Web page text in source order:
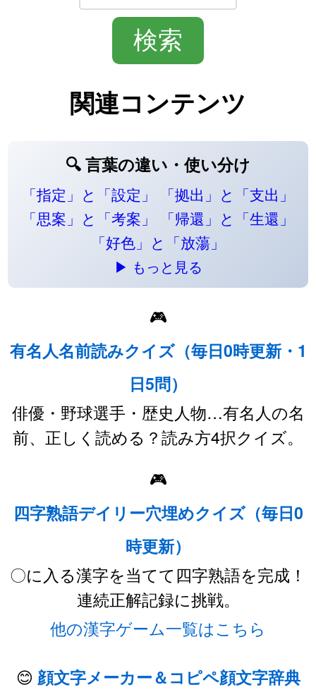
関連コンテンツ
🔍 言葉の違い・使い分け
「指定」と「設定」
「拠出」と「支出」
「思案」と「考案」
「帰還」と「生還」
「好色」と「放蕩」
▶ もっと見る
🎮
有名人名前読みクイズ（毎日0時更新・1
日5問）
俳優・野球選手・歴史人物…有名人の名
前、正しく読める？読み方4択クイズ。
🎮
四字熟語デイリー穴埋めクイズ（毎日0
時更新）
〇に入る漢字を当てて四字熟語を完成！
連続正解記録に挑戦。
他の漢字ゲーム一覧はこちら
😊 顔文字メーカー＆コピペ顔文字辞典